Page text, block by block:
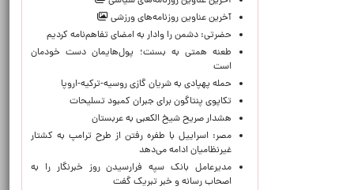
آخرین عناوین روزنامه‌های ورزشی
حضرتی: دشمن را وادار به امضای تفاهم‌نامه کردیم
طعنه همتی به بسنت؛ پول‌هایمان دست خودمان
است
حمله پهپادی به شریان گازی روسیه-ترکیه-اروپا
تکاپوی پنتاگون برای جبران کمبود تسلیحات
هشدار صریح شیخ الکعبی به عربستان
مصر: اسراییل با طفره رفتن از طرح ترامپ به کشتار
غیرنظامیان ادامه می‌دهد
مدیرعامل بانک سپه فرارسیدن روز خبرنگار را به
اصحاب رسانه و خبر تبریک گفت